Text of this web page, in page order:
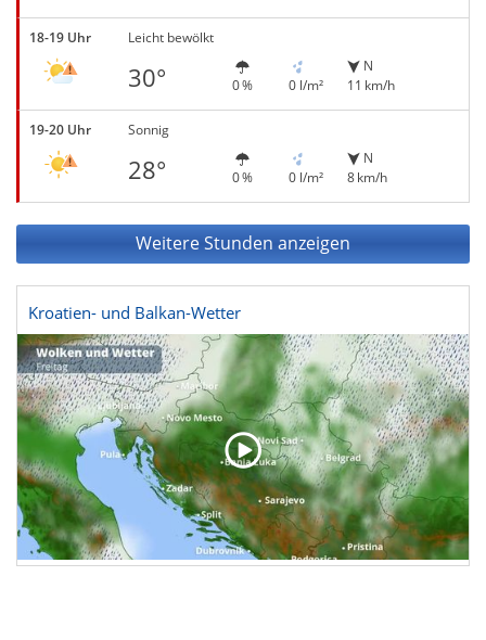
18-19 Uhr Leicht bewölkt
30° 0 % 0 l/m²
N
11 km/h
19-20 Uhr Sonnig
28° 0 % 0 l/m²
N
8 km/h
Weitere Stunden anzeigen
Kroatien- und Balkan-Wetter